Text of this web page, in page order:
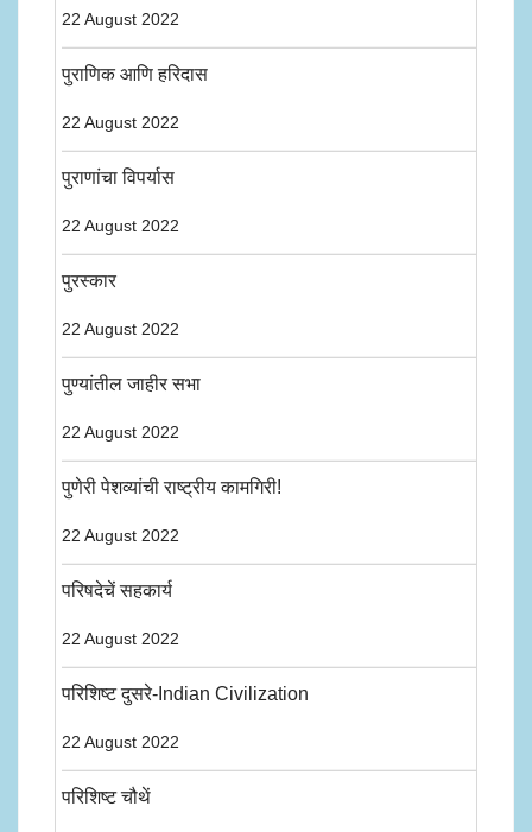
22 August 2022
पुराणिक आणि हरिदास
22 August 2022
पुराणांचा विपर्यास
22 August 2022
पुरस्कार
22 August 2022
पुण्यांतील जाहीर सभा
22 August 2022
पुणेरी पेशव्यांची राष्ट्रीय कामगिरी!
22 August 2022
परिषदेचें सहकार्य
22 August 2022
परिशिष्ट दुसरे-Indian Civilization
22 August 2022
परिशिष्ट चौथें